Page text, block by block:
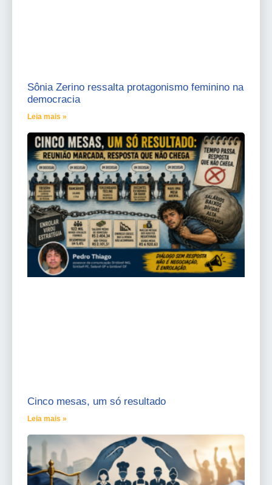
Sônia Zerino ressalta protagonismo feminino na
democracia
Leia mais »
Cinco mesas, um só resultado
Leia mais »